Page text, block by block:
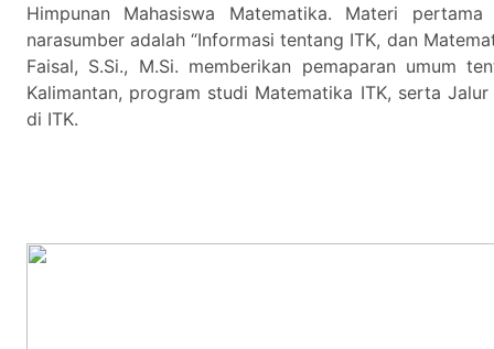
Himpunan Mahasiswa Matematika. Materi
narasumber adalah “Informasi tentang ITK, dan
Faisal, S.Si., M.Si. memberikan pemaparan umum
Kalimantan, program studi Matematika ITK, serta Jalur
di ITK.